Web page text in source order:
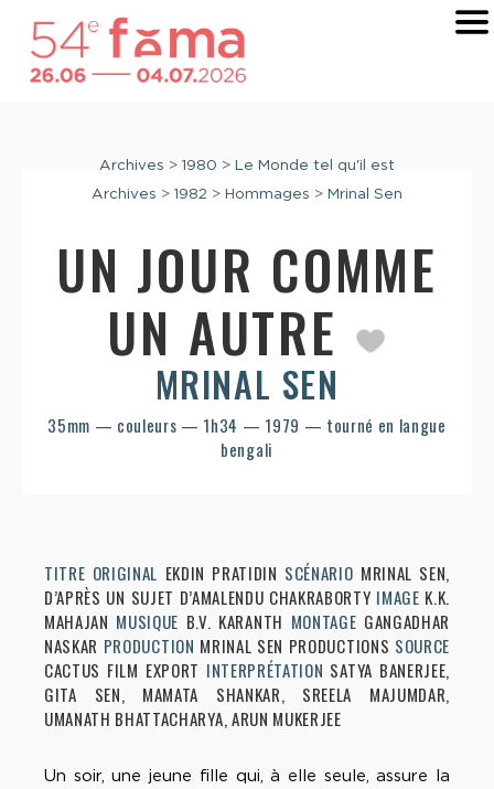
Archives > 1980 > Le Monde tel qu'il est
Archives > 1982 > Hommages > Mrinal Sen
UN JOUR COMME
UN AUTRE
MRINAL SEN
35mm — couleurs — 1h34 — 1979 — tourné en langue
bengali
TITRE ORIGINAL EKDIN PRATIDIN SCÉNARIO MRINAL SEN,
D’APRÈS UN SUJET D’AMALENDU CHAKRABORTY IMAGE K.K.
MAHAJAN MUSIQUE B.V. KARANTH MONTAGE GANGADHAR
NASKAR PRODUCTION MRINAL SEN PRODUCTIONS SOURCE
CACTUS FILM EXPORT INTERPRÉTATION SATYA BANERJEE,
GITA SEN, MAMATA SHANKAR, SREELA MAJUMDAR,
UMANATH BHATTACHARYA, ARUN MUKERJEE
Un soir, une jeune fille qui, à elle seule, assure la